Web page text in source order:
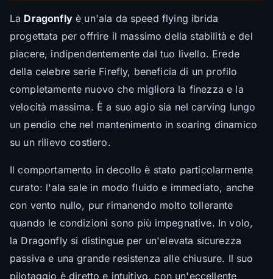
La Dragonflyè un'ala da speed flying ibrida
progettata per offrire il massimo della stabilità e del
piacere, indipendentemente dal tuo livello. Erede
della celebre serie Firefly, beneficia di un profilo
completamente nuovo che migliora la finezza e la
velocità massima. È a suo agio sia nel carving lungo
un pendio che nel mantenimento in soaring dinamico
su un rilievo costiero.
Il comportamento in decollo è stato particolarmente
curato: l'ala sale in modo fluido e immediato, anche
con vento nullo, pur rimanendo molto tollerante
quando le condizioni sono più impegnative. In volo,
la Dragonfly si distingue per un'elevata sicurezza
passiva e una grande resistenza alle chiusure. Il suo
pilotaggio è diretto e intuitivo, con un'eccellente